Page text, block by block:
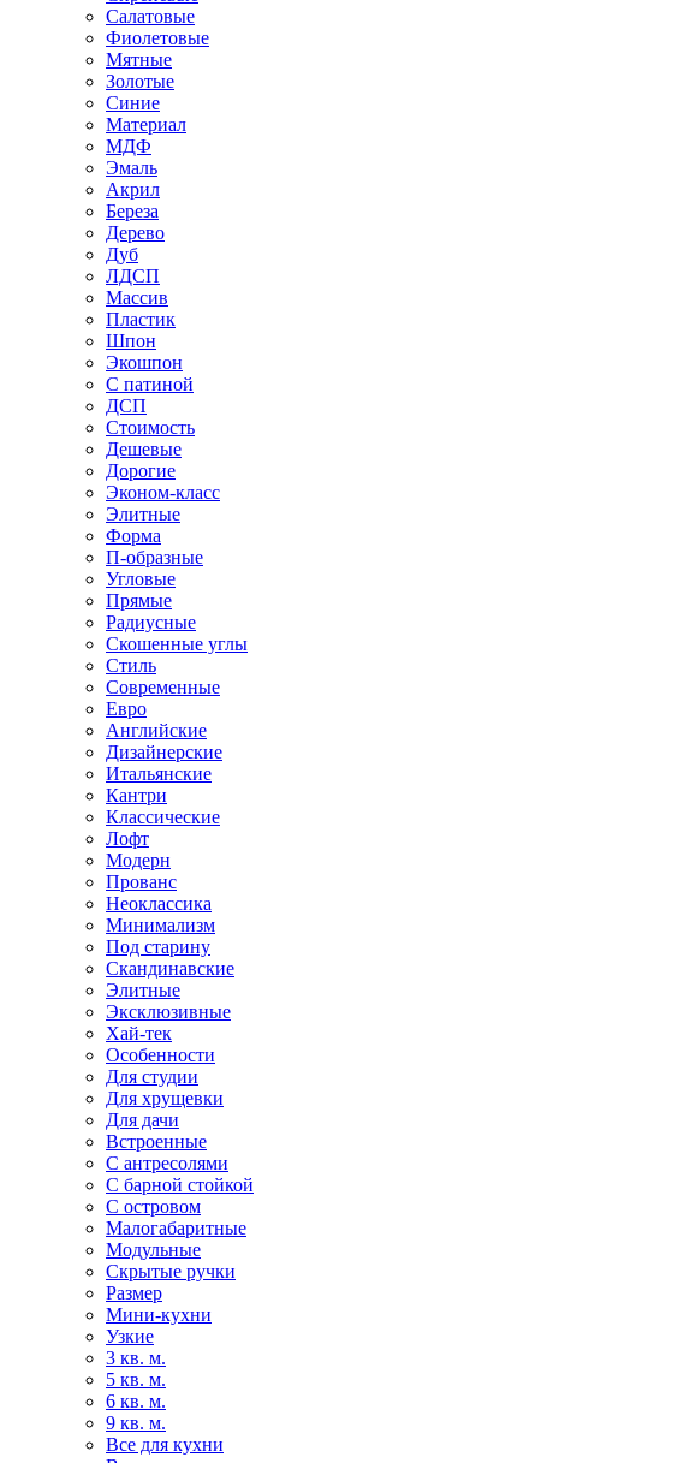
Салатовые
Фиолетовые
Мятные
Золотые
Синие
Материал
МДФ
Эмаль
Акрил
Береза
Дерево
Дуб
ЛДСП
Массив
Пластик
Шпон
Экошпон
С патиной
ДСП
Стоимость
Дешевые
Дорогие
Эконом-класс
Элитные
Форма
П-образные
Угловые
Прямые
Радиусные
Скошенные углы
Стиль
Современные
Евро
Английские
Дизайнерские
Итальянские
Кантри
Классические
Лофт
Модерн
Прованс
Неоклассика
Минимализм
Под старину
Скандинавские
Элитные
Эксклюзивные
Хай-тек
Особенности
Для студии
Для хрущевки
Для дачи
Встроенные
С антресолями
С барной стойкой
С островом
Малогабаритные
Модульные
Скрытые ручки
Размер
Мини-кухни
Узкие
3 кв. м.
5 кв. м.
6 кв. м.
9 кв. м.
Все для кухни